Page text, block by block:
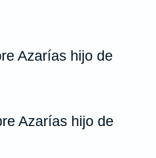
Azarías hijo de
Azarías hijo de